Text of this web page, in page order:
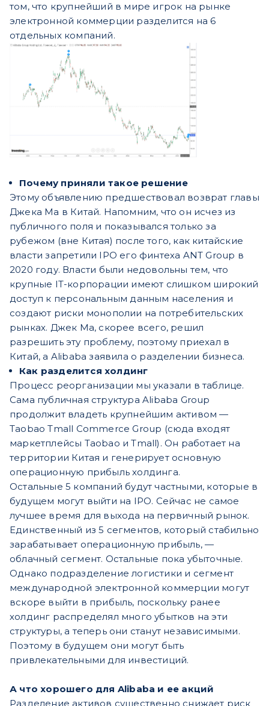
том, что крупнейший в мире игрок на рынке
электронной коммерции разделится на 6
отдельных компаний.
Почему приняли такое решение
Этому объявлению предшествовал возврат главы
Джека Ма в Китай. Напомним, что он исчез из
публичного поля и показывался только за
рубежом (вне Китая) после того, как китайские
власти запретили IPO его финтеха ANT Group в
2020 году. Власти были недовольны тем, что
крупные IT-корпорации имеют слишком широкий
доступ к персональным данным населения и
создают риски монополии на потребительских
рынках. Джек Ма, скорее всего, решил
разрешить эту проблему, поэтому приехал в
Китай, а Alibaba заявила о разделении бизнеса.
Как разделится холдинг
Процесс реорганизации мы указали в таблице.
Сама публичная структура Alibaba Group
продолжит владеть крупнейшим активом —
Taobao Tmall Commerce Group (сюда входят
маркетплейсы Taobao и Tmall). Он работает на
территории Китая и генерирует основную
операционную прибыль холдинга.
Остальные 5 компаний будут частными, которые в
будущем могут выйти на IPO. Сейчас не самое
лучшее время для выхода на первичный рынок.
Единственный из 5 сегментов, который стабильно
зарабатывает операционную прибыль, —
облачный сегмент. Остальные пока убыточные.
Однако подразделение логистики и сегмент
международной электронной коммерции могут
вскоре выйти в прибыль, поскольку ранее
холдинг распределял много убытков на эти
структуры, а теперь они станут независимыми.
Поэтому в будущем они могут быть
привлекательными для инвестиций.
А что хорошего для Alibaba и ее акций
Разделение активов существенно снижает риск